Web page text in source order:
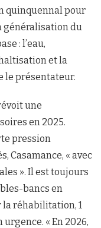
quinquennal pour
généralisation du
: l’eau,
et la
le présentateur.
une
en 2025.
pression
Casamance, « avec
». Il est toujours
bancs en
la réhabilitation, 1
« En 2026,